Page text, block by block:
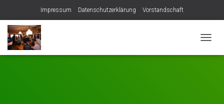
Impressum Datenschutzerklärung Vorstandschaft